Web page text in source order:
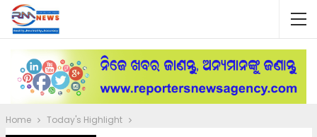
Home Today's Highlight